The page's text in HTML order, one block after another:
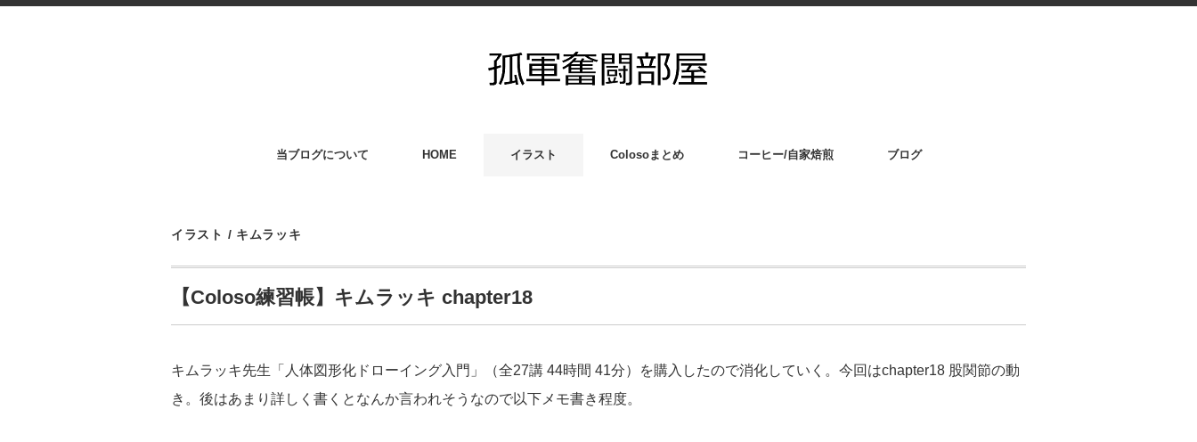
当ブログについて HOME イラスト Colosoまとめ コーヒー/自家焙煎 ブログ
イラスト / キムラッキ
【Coloso練習帳】キムラッキ chapter18
キムラッキ先生「人体図形化ドローイング入門」（全27講 44時間 41分）を購入したので消化していく。今回はchapter18 股関節の動
き。後はあまり詳しく書くとなんか言われそうなので以下メモ書き程度。